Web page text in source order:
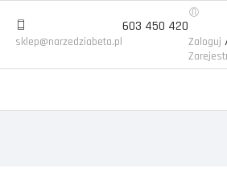
603 450 420
sklep@narzedziabeta.pl Zaloguj